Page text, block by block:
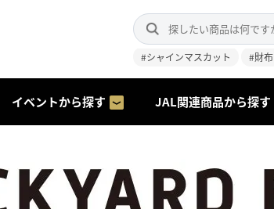
#シャインマスカット #財布
イベントから探す JAL関連商品から探す